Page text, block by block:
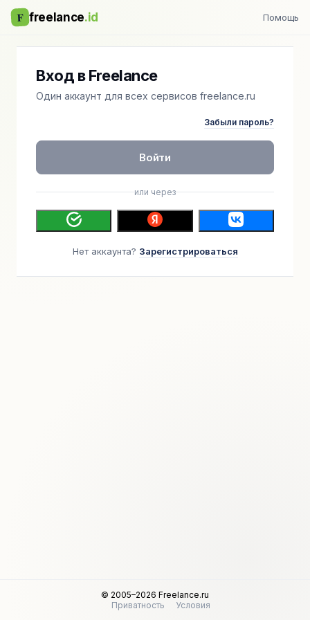
F freelance.id Помощь
Вход в Freelance
Один аккаунт для всех сервисов freelance.ru
Забыли пароль?
Войти
или через
Нет аккаунта? Зарегистрироваться
© 2005–2026 Freelance.ru
Приватность
Условия